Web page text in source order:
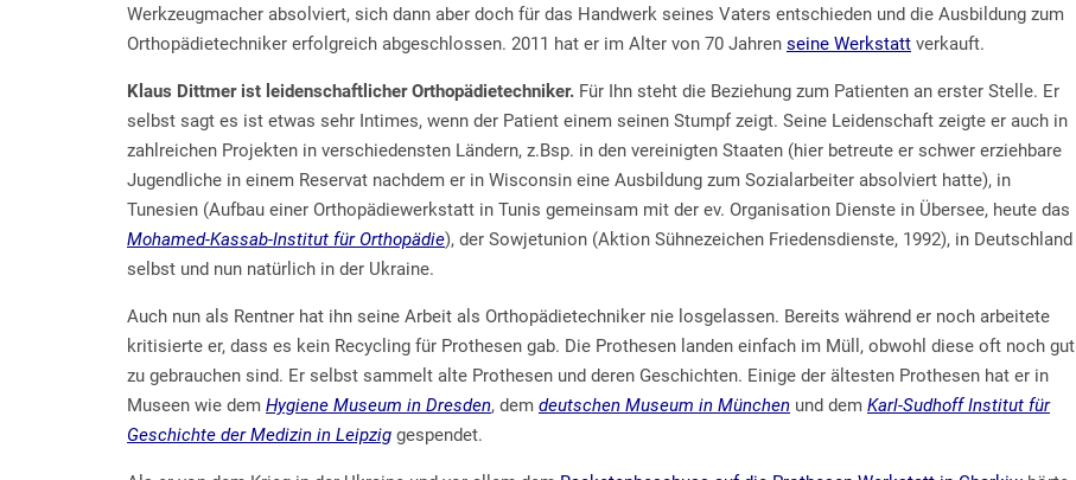
Werkzeugmacher absolviert, sich dann aber doch für das Handwerk seines Vaters entschieden und die Ausbildung zum
Orthopädietechniker erfolgreich abgeschlossen. 2011 hat er im Alter von 70 Jahren seine Werkstatt verkauft.
Klaus Dittmer ist leidenschaftlicher Orthopädietechniker. Für Ihn steht die Beziehung zum Patienten an erster Stelle. Er
selbst sagt es ist etwas sehr Intimes, wenn der Patient einem seinen Stumpf zeigt. Seine Leidenschaft zeigte er auch in
zahlreichen Projekten in verschiedensten Ländern, z.Bsp. in den vereinigten Staaten (hier betreute er schwer erziehbare
Jugendliche in einem Reservat nachdem er in Wisconsin eine Ausbildung zum Sozialarbeiter absolviert hatte), in
Tunesien (Aufbau einer Orthopädiewerkstatt in Tunis gemeinsam mit der ev. Organisation Dienste in Übersee, heute das
Mohamed-Kassab-Institut für Orthopädie), der Sowjetunion (Aktion Sühnezeichen Friedensdienste, 1992), in Deutschland
selbst und nun natürlich in der Ukraine.
Auch nun als Rentner hat ihn seine Arbeit als Orthopädietechniker nie losgelassen. Bereits während er noch arbeitete
kritisierte er, dass es kein Recycling für Prothesen gab. Die Prothesen landen einfach im Müll, obwohl diese oft noch gut
zu gebrauchen sind. Er selbst sammelt alte Prothesen und deren Geschichten. Einige der ältesten Prothesen hat er in
Museen wie dem Hygiene Museum in Dresden, dem deutschen Museum in München und dem Karl-Sudhoff Institut für
Geschichte der Medizin in Leipzig gespendet.